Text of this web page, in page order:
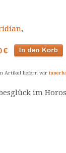
,
€
Artikel liefern wir
im